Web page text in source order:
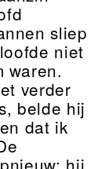
sliep
niet
waren.
verder
belde hij
dat ik